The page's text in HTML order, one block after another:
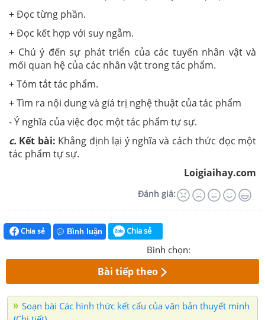
+ Đọc từng phần.
+ Đọc kết hợp với suy ngẫm.
+ Chú ý đến sự phát triển của các tuyến nhân vật và
mối quan hệ của các nhân vật trong tác phẩm.
+ Tóm tắt tác phẩm.
+ Tìm ra nội dung và giá trị nghệ thuật của tác phẩm
- Ý nghĩa của việc đọc một tác phẩm tự sự.
c. Kết bài: Khẳng định lại ý nghĩa và cách thức đọc một
tác phẩm tự sự.
Loigiaihay.com
Đánh giá:
Chia sẻ Bình luận Chia sẻ
Bình chọn:
Bài tiếp theo
Soạn bài Các hình thức kết cấu của văn bản thuyết minh